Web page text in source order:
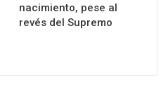
nacimiento, pese al
revés del Supremo